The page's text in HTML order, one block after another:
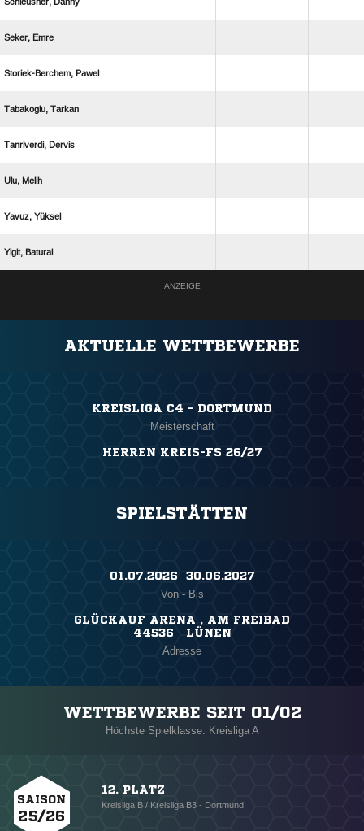
 
 
 
 
 
 
 
 
ANZEIGE
AKTUELLE WETTBEWERBE
KREISLIGA C4 - DORTMUND
Meisterschaft
HERREN KREIS-FS 26/27
SPIELSTÄTTEN
01.07.2026 ​ 30.06.2027
Von - Bis
GLÜCKAUF ARENA , AM FREIBAD
44536 LÜNEN
Adresse
WETTBEWERBE SEIT 01/02
Höchste Spielklasse: Kreisliga A
SAISON
25/26
12. PLATZ
Kreisliga B / Kreisliga B3 - Dortmund